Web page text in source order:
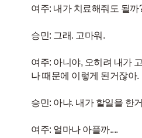
여주: 내가 치료해줘도 될까
승민: 그래. 고마워.
여주: 아니야, 오히려 내가
나 때문에 이렇게 된거잖아.
승민: 아냐. 내가 할일을 한
여주: 얼마나 아플까....